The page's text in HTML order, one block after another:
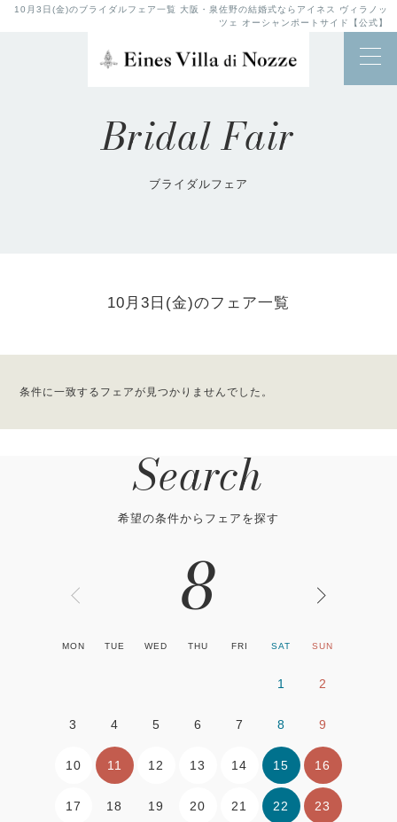
10月3日(金)のブライダルフェア一覧 大阪・泉佐野の結婚式ならアイネス ヴィラノッ
ツェ オーシャンポートサイド【公式】
Bridal Fair
ブライダルフェア
10月3日(金)のフェア一覧
条件に一致するフェアが見つかりませんでした。
Search
希望の条件からフェアを探す
8
MON TUE WED THU FRI SAT SUN
1 2
3 4 5 6 7 8 9
10 11 12 13 14 15 16
17 18 19 20 21 22 23